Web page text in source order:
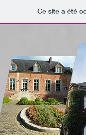
Ce site a été